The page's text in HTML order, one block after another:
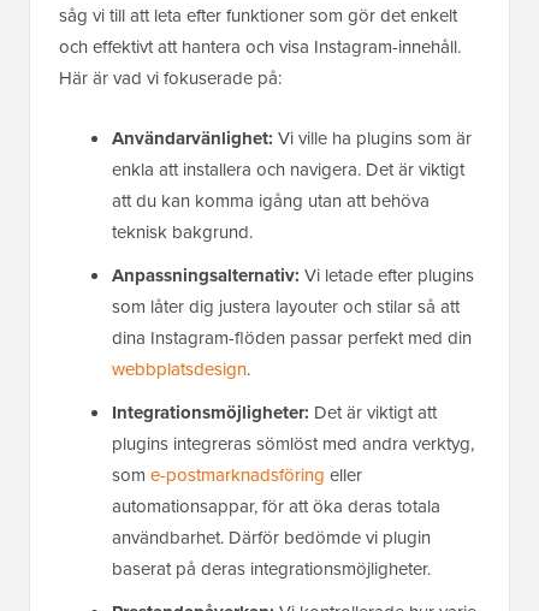
såg vi till att leta efter funktioner som gör det enkelt
och effektivt att hantera och visa Instagram-innehåll.
Här är vad vi fokuserade på:
Användarvänlighet: Vi ville ha plugins som är
enkla att installera och navigera. Det är viktigt
att du kan komma igång utan att behöva
teknisk bakgrund.
Anpassningsalternativ: Vi letade efter plugins
som låter dig justera layouter och stilar så att
dina Instagram-flöden passar perfekt med din
webbplatsdesign.
Integrationsmöjligheter: Det är viktigt att
plugins integreras sömlöst med andra verktyg,
som e-postmarknadsföring eller
automationsappar, för att öka deras totala
användbarhet. Därför bedömde vi plugin
baserat på deras integrationsmöjligheter.